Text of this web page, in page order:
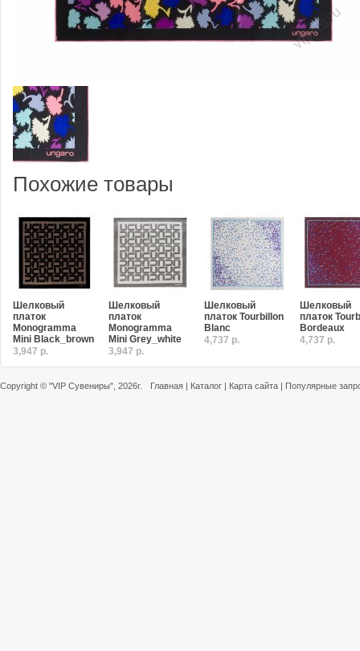
Похожие товары
Шелковый
платок
Monogramma
Mini Black_brown
3,947 р.
Шелковый
платок
Monogramma
Mini Grey_white
3,947 р.
Шелковый
платок Tourbillon
Blanc
4,737 р.
Шелковый
платок
Bordeaux
4,737 р.
Copyright © "VIP Сувениры" , 2026г. Главная | Каталог | Карта сайта | Популярные